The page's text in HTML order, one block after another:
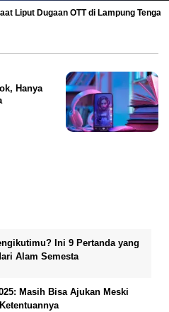
Liput Dugaan OTT di Lampung
Hanya
Ini 9 Pertanda yang
Alam Semesta
Masih Bisa Ajukan Meski